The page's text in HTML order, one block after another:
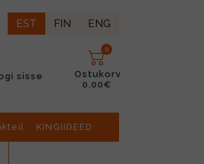
EST FIN ENG
sisse
0
Ostukorv
0.00€
KINGIIDEED